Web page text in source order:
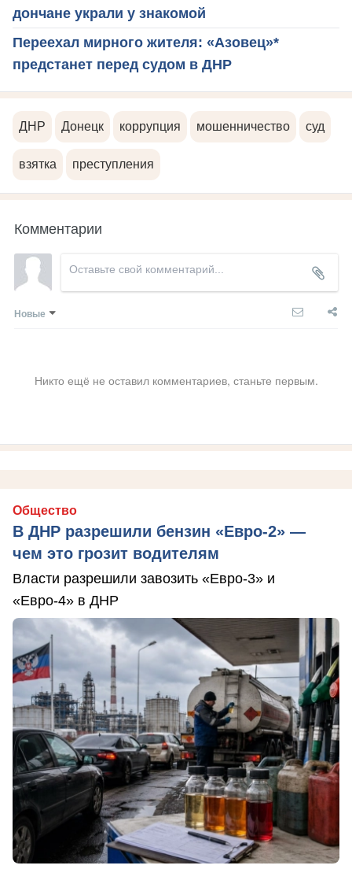
дончане украли у знакомой
Переехал мирного жителя: «Азовец»*
предстанет перед судом в ДНР
ДНР Донецк коррупция мошенничество суд
взятка преступления
Комментарии
Новые
Никто ещё не оставил комментариев, станьте первым.
Общество
В ДНР разрешили бензин «Евро-2» —
чем это грозит водителям
Власти разрешили завозить «Евро-3» и
«Евро-4» в ДНР